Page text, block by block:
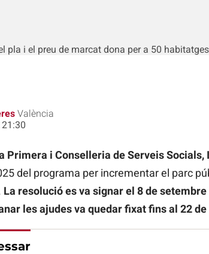
pla i el preu de marcat dona per a 50
València
Primera i Conselleria de Serveis
del programa per incrementar el parc
La resolució es va signar el 8 de
les ajudes va quedar fixat fins al 22